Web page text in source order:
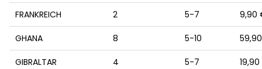
FRANKREICH 2 5-7 9,90
GHANA 8 5-10
GIBRALTAR 4 5-7